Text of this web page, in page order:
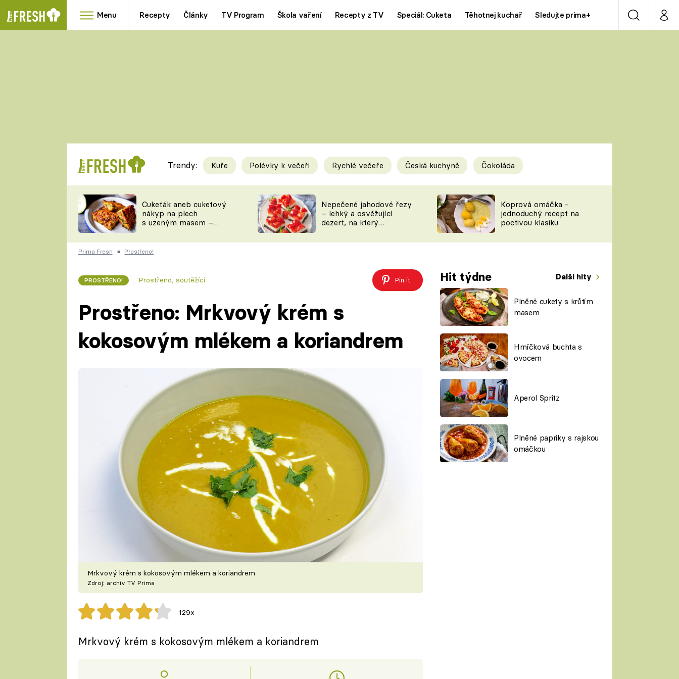
Menu Recepty Články TV Program Škola vaření Recepty z TV Speciál: Cuketa Těhotnej kuchař Sledujte prima+ VyhledáváníMůj
RYCHLOVKY
Videorecepty
TEĎ VAŘÍ ŠÉF!
ČESKO NA TALÍŘI
KUCHAŘKA
Tipy a triky
KAM ZA JÍDLEM
VYCHYTÁVKY
Novinky
ŠÉFREDAKTORKY
ČASOPIS
Prima LAJK
Sledujte nás
Trendy: Kuře Polévky k večeři Rychlé večeře Česká kuchyně Čokoláda
Cukeťák aneb cuketový
nákyp na plech
s uzeným masem –
zpracovat přerostlé
cukety
Nepečené jahodové řezy
– lehký a osvěžující
dezert, na který
Koprová omáčka -
jednoduchý recept na
poctivou klasiku
Prima Fresh ■ Prostřeno!
PROSTŘENO! Prostřeno, soutěžící Pin it Hit týdne Další hity
Plněné cukety s krůtím
masem
Hrníčková buchta s
ovocem
Aperol Spritz
Plněné papriky s rajskou
omáčkou
Prostřeno: Mrkvový krém s
kokosovým mlékem a koriandrem
Mrkvový krém s kokosovým mlékem a koriandrem
Zdroj: archiv TV Prima
129x
Mrkvový krém s kokosovým mlékem a koriandrem